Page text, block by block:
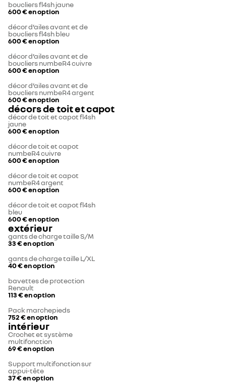
boucliers fl4sh jaune
600 €en option
décor d’ailes avant et de
boucliers fl4sh bleu
600 €en option
décor d’ailes avant et de
boucliers numbeR4 cuivre
600 €en option
décor d’ailes avant et de
boucliers numbeR4 argent
600 €en option
décors de toit et capot
décor de toit et capot fl4sh
jaune
600 €en option
décor de toit et capot
numbeR4 cuivre
600 €en option
décor de toit et capot
numbeR4 argent
600 €en option
décor de toit et capot fl4sh
bleu
600 €en option
extérieur
gants de charge taille S/M
33 €en option
gants de charge taille L/XL
40 €en option
bavettes de protection
Renault
113 €en option
Pack marchepieds
752 €en option
intérieur
Crochet et système
multifonction
69 €en option
Support multifonction sur
appui-tête
37 €en option